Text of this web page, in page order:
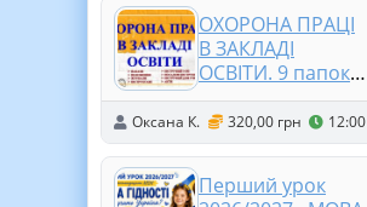
ВСЗЯО (342
сторінки, в док.
Word, легко
редагувати
ОХОРОНА ПРАЦІ
В ЗАКЛАДІ
ОСВІТИ. 9 папок:
НАКАЗИ.
ІНСТРУКЦІЇ з ОП.
ПОЛОЖЕННЯ.
ІНСТРУКЦІЇ.
Оксана К. 320,00 грн 12:00
Перший урок